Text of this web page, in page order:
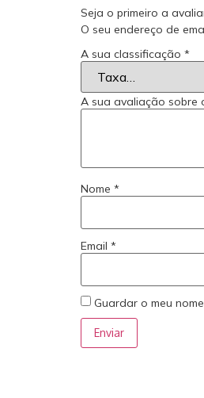
Seja o primeiro a
O seu endereço de
A sua classificação *
A sua avaliação sobre
Nome *
Email *
Guardar o meu